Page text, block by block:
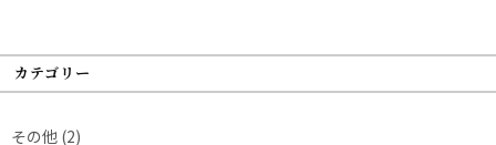
カテゴリー
その他 (2)